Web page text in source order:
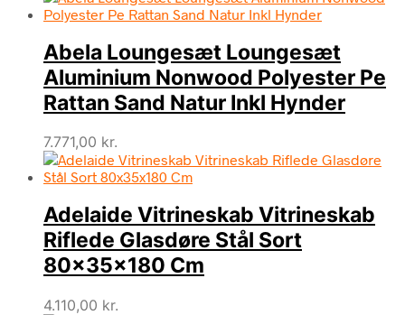
Abela Loungesæt Loungesæt
Aluminium Nonwood Polyester Pe
Rattan Sand Natur Inkl Hynder
7.771,00 kr.
Adelaide Vitrineskab Vitrineskab
Riflede Glasdøre Stål Sort
80x35x180 Cm
4.110,00 kr.